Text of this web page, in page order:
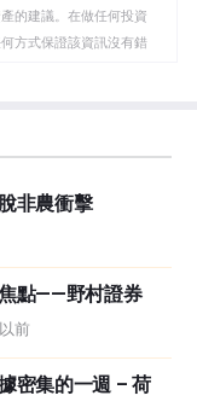
的建議。在做任何投資
方式保證該資訊沒有錯
。作者不對本頁連結的
本文中提到的任何股票
係。除了FXStreet，作
準確性、完整性或適用
遺漏或任何損失，傷害
外。本文作者和
資建議。
非農衝擊
點——野村證券
前
密集的一週 – 荷